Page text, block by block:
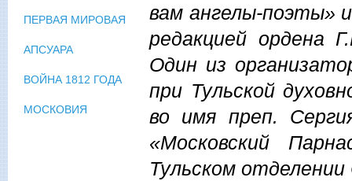
вам ангелы-поэты»
редакцией ордена
Один из
при Тульской
во имя преп.
«Московский
Тульском
ПЕРВАЯ МИРОВАЯ
АПСУАРА
ВОЙНА 1812 ГОДА
МОСКОВИЯ